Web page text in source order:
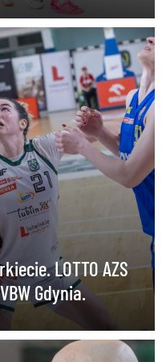
LOTTO AZS
Gdynia.